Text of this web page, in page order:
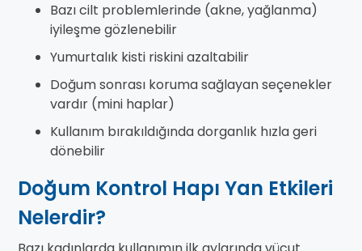
Bazı cilt problemlerinde (akne, yağlanma)
iyileşme gözlenebilir
Yumurtalık kisti riskini azaltabilir
Doğum sonrası koruma sağlayan seçenekler
vardır (mini haplar)
Kullanım bırakıldığında dorganlık hızla geri
dönebilir
Doğum Kontrol Hapı Yan Etkileri
Nelerdir?